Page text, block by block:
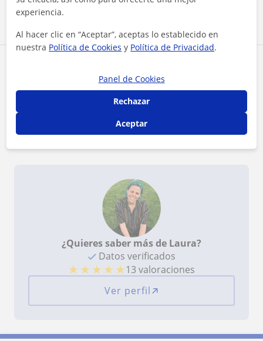
Profesor verificado
Profesor Voluntario
¿Quieres saber más de Laura?
Datos verificados
★ ★ ★ ★ ★13 valoraciones
Ver perfil
experiencia.
Al hacer clic en “Aceptar”, aceptas lo establecido en
nuestra Política de Cookies y Política de Privacidad.
Panel de Cookies
Rechazar
Aceptar